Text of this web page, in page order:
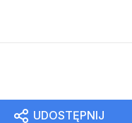
UDOSTĘPNIJ